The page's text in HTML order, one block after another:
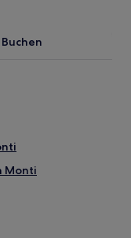
Monti